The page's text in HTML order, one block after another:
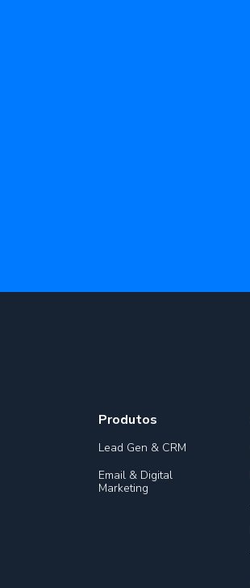
Produtos
Lead Gen & CRM
Email & Digital
Marketing